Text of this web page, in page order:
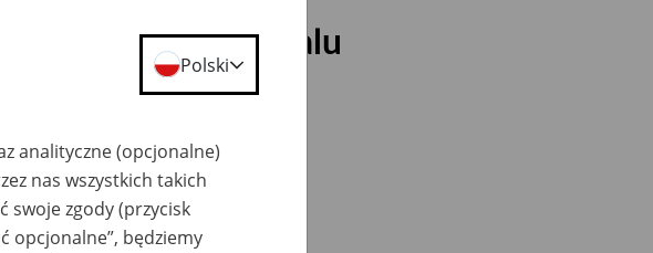
dostępie do portalu
i
Polski
analityczne (opcjonalne)
nas wszystkich takich
swoje zgody (przycisk
opcjonalne”, będziemy